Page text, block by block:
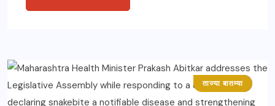
महाराष्ट्र
ताज्या बातम्या